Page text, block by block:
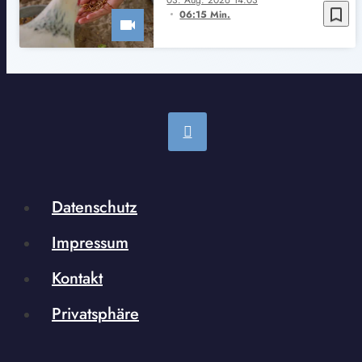
bookmark_border
06:15 Min.
Datenschutz
Impressum
Kontakt
Privatsphäre